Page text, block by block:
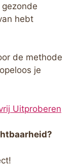
hebt
de methode
je
Uitproberen